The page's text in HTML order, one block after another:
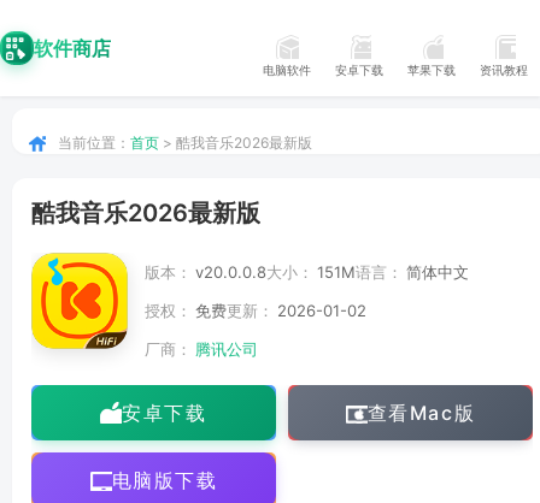
软件商店
电脑软件 安卓下载 苹果下载 资讯教程
当前位置： 首页 > 酷我音乐2026最新版
酷我音乐2026最新版
版本： v20.0.0.8大小： 151M语言： 简体中文
授权： 免费更新：
2026-01-02
厂商：
腾讯公司
安卓下载 查看Mac版
电脑版下载